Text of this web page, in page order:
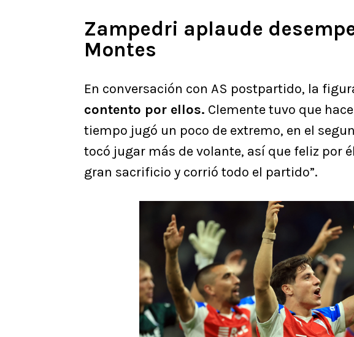
Zampedri aplaude
Montes
En conversación con AS postpartido, la
contento por ellos. Clemente tuvo que
tiempo jugó un poco de extremo, en el
tocó jugar más de volante, así que feliz por
gran sacrificio y corrió todo el partido”.